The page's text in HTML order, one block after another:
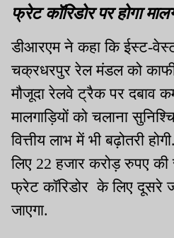
फ्रेट कॉरिडोर पर होगा
डीआरएम ने कहा कि ईस्ट-
चक्रधरपुर रेल मंडल को
मौजूदा रेलवे ट्रैक पर दबाव
मालगाड़ियों को चलाना
वित्तीय लाभ में भी बढ़ोतरी
लिए 22 हजार करोड़ रुपए की
फ्रेट कॉरिडोर के लिए दूसरे
जाएगा.